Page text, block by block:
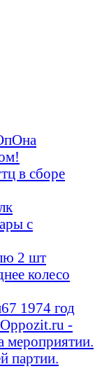
в сборе
с
2 шт
колесо
1974 год
-
мероприятии.
партии.